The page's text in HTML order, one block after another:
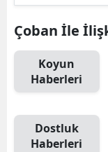
Çoban İle
Koyun
Haberleri
Dostluk
Haberleri